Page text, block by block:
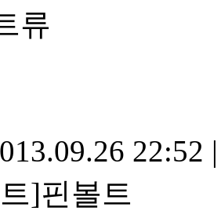
류
22:52 |
]핀볼트